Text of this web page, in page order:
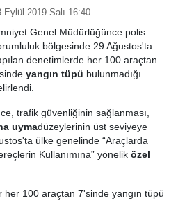
Eylül 2019 Salı 16:40
Genel Müdürlüğünce polis
bölgesinde 29 Ağustos'ta
denetimlerde her 100 araçtan
yangın tüpü bulunmadığı
trafik güvenliğinin sağlanması,
uymadüzeylerinin üst seviyeye
ülke genelinde “Araçlarda
Kullanımına” yönelik özel
100 araçtan 7'sinde yangın tüpü